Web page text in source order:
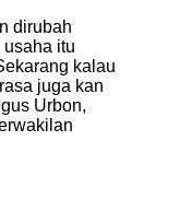
dirubah
itu
kalau
juga kan
Urbon,